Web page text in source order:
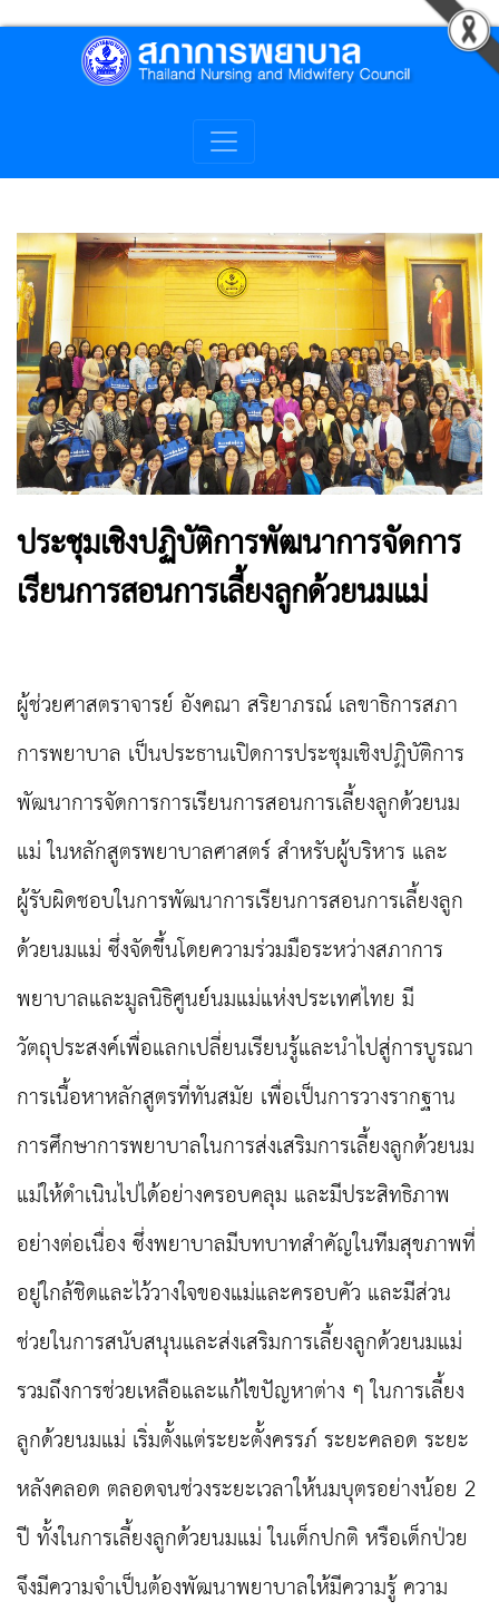
ประชุมเชิงปฏิบัติการพัฒนาการจัดการ
เรียนการสอนการเลี้ยงลูกด้วยนมแม่
ผู้ช่วยศาสตราจารย์ อังคณา สริยาภรณ์ เลขาธิการสภา
การพยาบาล เป็นประธานเปิดการประชุมเชิงปฏิบัติการ
พัฒนาการจัดการการเรียนการสอนการเลี้ยงลูกด้วยนม
แม่ ในหลักสูตรพยาบาลศาสตร์ สำหรับผู้บริหาร และ
ผู้รับผิดชอบในการพัฒนาการเรียนการสอนการเลี้ยงลูก
ด้วยนมแม่ ซึ่งจัดขึ้นโดยความร่วมมือระหว่างสภาการ
พยาบาลและมูลนิธิศูนย์นมแม่แห่งประเทศไทย มี
วัตถุประสงค์เพื่อแลกเปลี่ยนเรียนรู้และนำไปสู่การบูรณา
การเนื้อหาหลักสูตรที่ทันสมัย เพื่อเป็นการวางรากฐาน
การศึกษาการพยาบาลในการส่งเสริมการเลี้ยงลูกด้วยนม
แม่ให้ดำเนินไปได้อย่างครอบคลุม และมีประสิทธิภาพ
อย่างต่อเนื่อง ซึ่งพยาบาลมีบทบาทสำคัญในทีมสุขภาพที่
อยู่ใกล้ชิดและไว้วางใจของแม่และครอบคัว และมีส่วน
ช่วยในการสนับสนุนและส่งเสริมการเลี้ยงลูกด้วยนมแม่
รวมถึงการช่วยเหลือและแก้ไขปัญหาต่าง ๆ ในการเลี้ยง
ลูกด้วยนมแม่ เริ่มตั้งแต่ระยะตั้งครรภ์ ระยะคลอด ระยะ
หลังคลอด ตลอดจนช่วงระยะเวลาให้นมบุตรอย่างน้อย 2
ปี ทั้งในการเลี้ยงลูกด้วยนมแม่ ในเด็กปกติ หรือเด็กป่วย
จึงมีความจำเป็นต้องพัฒนาพยาบาลให้มีความรู้ ความ